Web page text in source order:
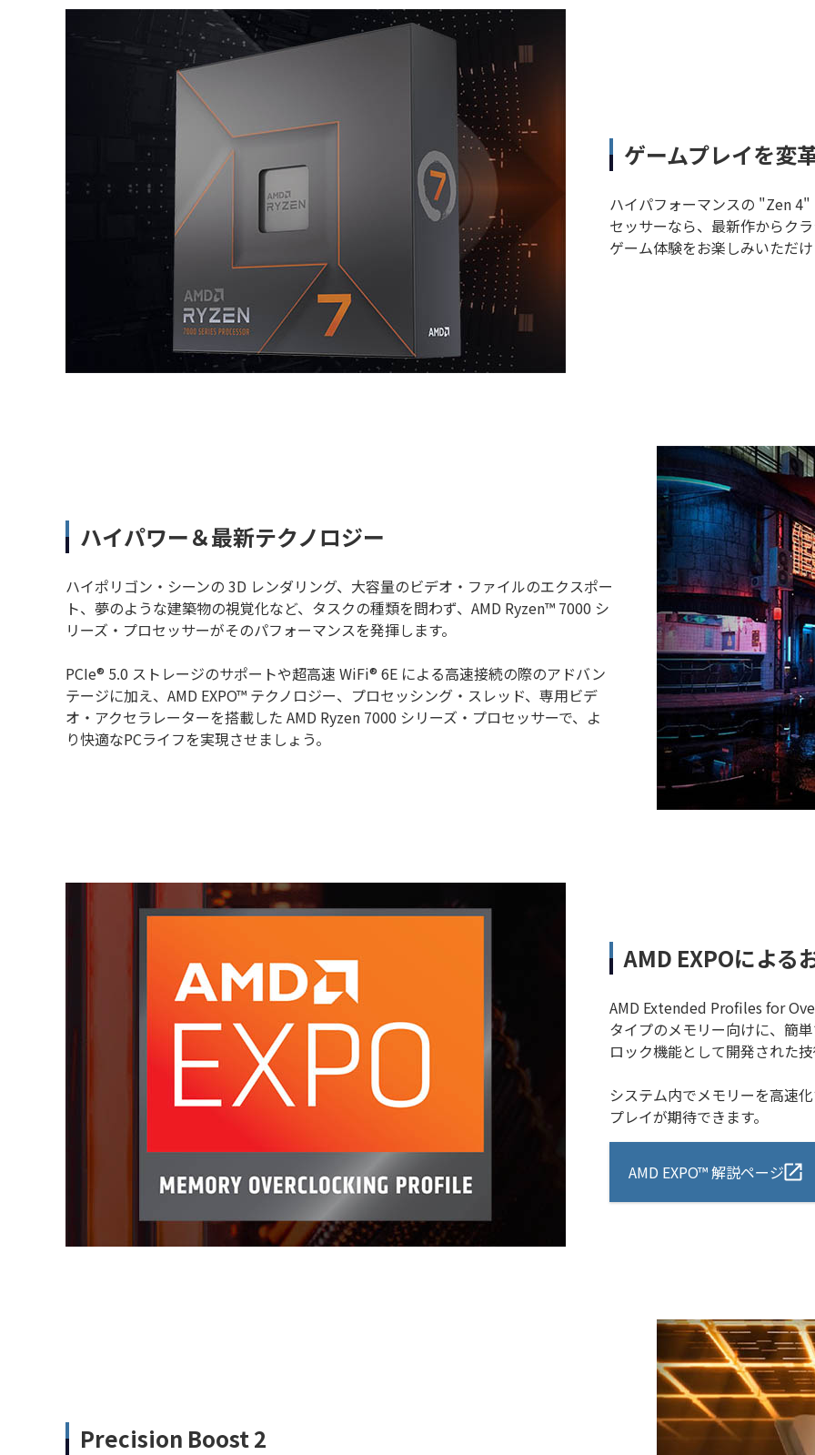
ゲームプレイを変
ハイパフォーマンスの "Zen
セッサーなら、最新作からク
ゲーム体験をお楽しみいただ
ハイパワー＆最新テクノロジー
ハイポリゴン・シーンの 3D レンダリング、大容量のビデオ・ファイルのエクスポー
ト、夢のような建築物の視覚化など、タスクの種類を問わず、AMD Ryzen™ 7000 シ
リーズ・プロセッサーがそのパフォーマンスを発揮します。
PCIe® 5.0 ストレージのサポートや超高速 WiFi® 6E による高速接続の際のアドバン
テージに加え、AMD EXPO™ テクノロジー、プロセッシング・スレッド、専用ビデ
オ・アクセラレーターを搭載した AMD Ryzen 7000 シリーズ・プロセッサーで、よ
り快適なPCライフを実現させましょう。
AMD EXPOによる
AMD Extended Profiles for
タイプのメモリー向けに、簡
ロック機能として開発された
システム内でメモリーを高速
プレイが期待できます。
AMD EXPO™ 解説ページ
Precision Boost 2